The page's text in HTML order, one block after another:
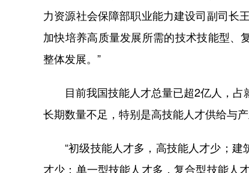
力资源社会保障部职业能力建设司副司长
加快培养高质量发展所需的技术技能型、
整体发展。”
目前我国技能人才总量已超2亿人，占
长期数量不足，特别是高技能人才供给与
“初级技能人才多，高技能人才少；建
才少；单一型技能人才多，复合型技能人